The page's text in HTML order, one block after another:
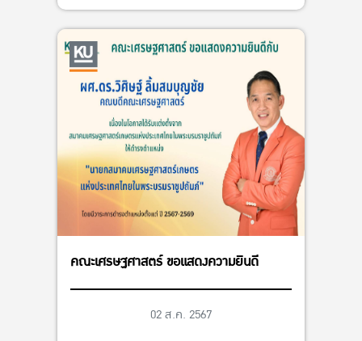
คณะเศรษฐศาสตร์ ขอแสดงความยินดี
02 ส.ค. 2567